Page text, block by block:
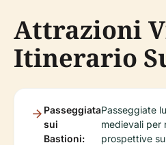
Attrazioni
Itinerario
Passeggiata
sui
Bastioni:
Passeggiate
medievali per
prospettive